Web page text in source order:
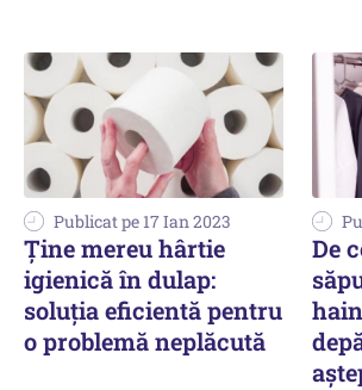
Publicat pe 17 Ian 2023
Ține mereu hârtie
igienică în dulap:
soluția eficientă pentru
o problemă neplăcută
De